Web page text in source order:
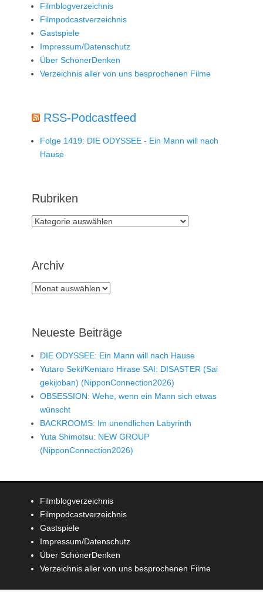
Filmblogverzeichnis
Filmpodcastverzeichnis
Gastspiele
Impressum/Datenschutz
Über SchönerDenken
Verzeichnis aller von uns besprochenen Filme
RSS-Podcastfeed
Folge 1419: DIE ODYSSEE - Ein Mann will nach
Hause
Rubriken
Rubriken
Archiv
Archiv
Neueste Beiträge
DIE ODYSSEE: Ein Mann will nach Hause
Yutaro Seki/Kentaro Hirase SAI: DISASTER (Sai
gekijoban) (NipponConnection2026)
OBSESSION: Wehe, wenn ein Mann sich etwas
wünscht
BACKROOMS: Im unendlichen Labyrinth
Yuta Shimotsu: NEW GROUP
(NipponConnection2026)
Filmblogverzeichnis
Filmpodcastverzeichnis
Gastspiele
Impressum/Datenschutz
Über SchönerDenken
Verzeichnis aller von uns besprochenen Filme